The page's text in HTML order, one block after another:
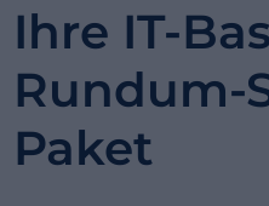
Ihre IT-
Rundum-
Paket